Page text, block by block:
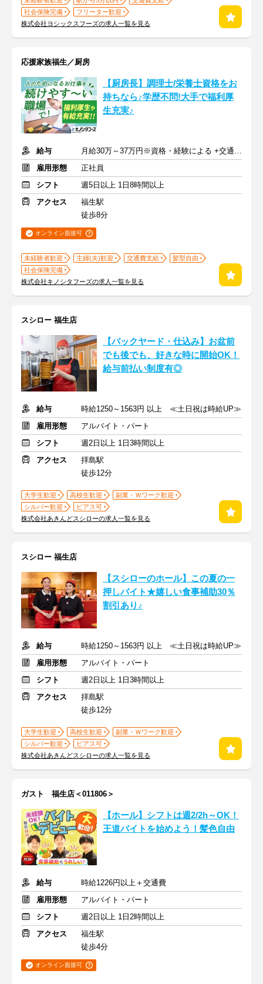
社会保険完備
フリーター歓迎
株式会社ヨシックスフーズの求人一覧を見る
応援家族福生／厨房
【厨房長】調理士/栄養士資格をお
持ちなら♪学歴不問!大手で福利厚
生充実♪
給与
月給30万～37万円※資格・経験による +交通費支給
雇用形態
正社員
シフト
週5日以上 1日8時間以上
アクセス
福生駅
徒歩8分
オンライン面接可
未経験者歓迎 主婦(夫)歓迎 交通費支給
髪型自由
社会保険完備
株式会社キノシタフーズの求人一覧を見る
スシロー 福生店
【バックヤード・仕込み】お盆前
でも後でも、好きな時に開始OK！
給与前払い制度有◎
給与
時給1250～1563円 以上 ≪土日祝は時給UP≫
雇用形態
アルバイト・パート
シフト
週2日以上 1日3時間以上
アクセス
拝島駅
徒歩12分
大学生歓迎 高校生歓迎
副業・Ｗワーク歓迎
シルバー歓迎
ピアス可
株式会社あきんどスシローの求人一覧を見る
スシロー 福生店
【スシローのホール】この夏の一
押しバイト★嬉しい食事補助30％
割引あり♪
給与
時給1250～1563円 以上 ≪土日祝は時給UP≫
雇用形態
アルバイト・パート
シフト
週2日以上 1日3時間以上
アクセス
拝島駅
徒歩12分
大学生歓迎 高校生歓迎
副業・Ｗワーク歓迎
シルバー歓迎
ピアス可
株式会社あきんどスシローの求人一覧を見る
ガスト 福生店＜011806＞
【ホール】シフトは週2/2h～OK！
王道バイトを始めよう！髪色自由
給与
時給1226円以上＋交通費
雇用形態
アルバイト・パート
シフト
週2日以上 1日2時間以上
アクセス
福生駅
徒歩4分
オンライン面接可